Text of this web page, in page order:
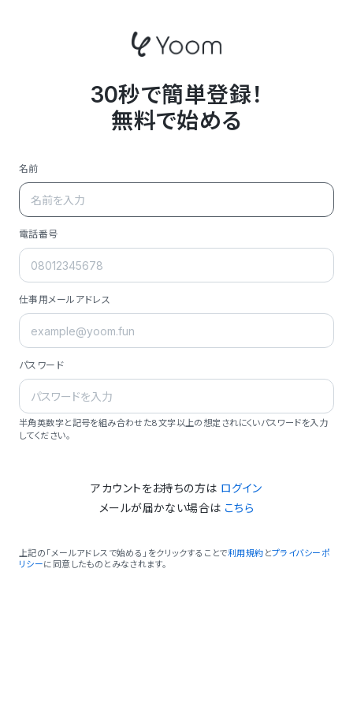
30秒で簡単登録！
無料で始める
名前
電話番号
仕事用メールアドレス
パスワード
半角英数字と記号を組み合わせた8文字以上の想定されにくいパスワードを入力
してください。
アカウントをお持ちの方は ログイン
メールが届かない場合は こちら
上記の「メールアドレスで始める」をクリックすることで利用規約 とプライバシーポ
リシーに同意したものとみなされます。